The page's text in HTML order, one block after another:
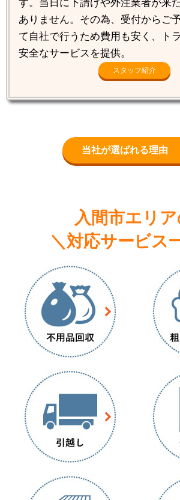
す。当日に下請けや外注業者が来
ありません。その為、受付からご
て自社で行うため費用も安く、ト
安全なサービスを提供。
スタッフ紹介
当社が選ばれる理由
入間市エリ
＼対応サービス